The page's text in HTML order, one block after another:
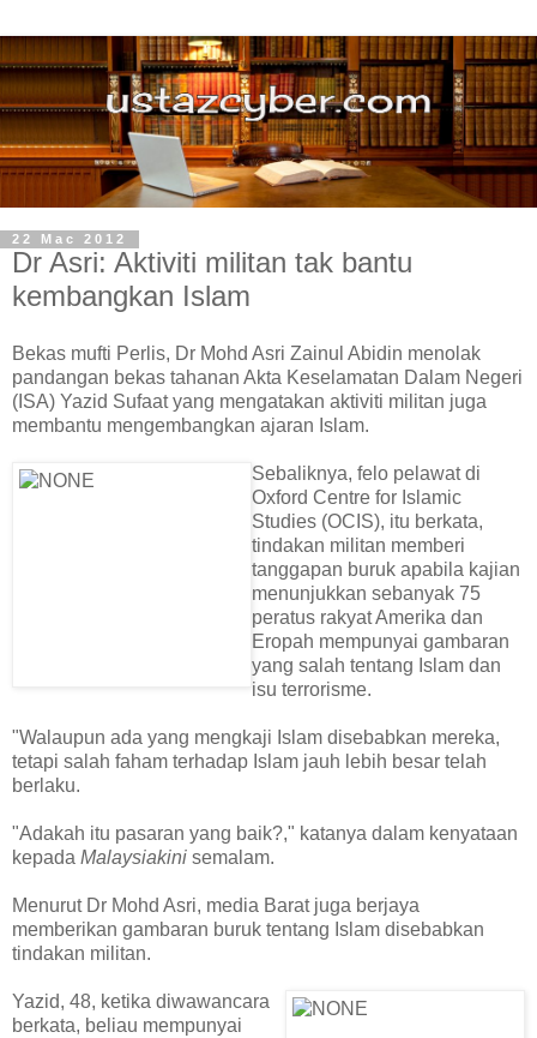
22 Mac 2012
Dr Asri: Aktiviti militan tak bantu
kembangkan Islam
Bekas mufti Perlis, Dr Mohd Asri Zainul Abidin menolak
pandangan bekas tahanan Akta Keselamatan Dalam Negeri
(ISA) Yazid Sufaat yang mengatakan aktiviti militan juga
membantu mengembangkan ajaran Islam.
Sebaliknya, felo pelawat di
Oxford Centre for Islamic
Studies (OCIS), itu berkata,
tindakan militan memberi
tanggapan buruk apabila kajian
menunjukkan sebanyak 75
peratus rakyat Amerika dan
Eropah mempunyai gambaran
yang salah tentang Islam dan
isu terrorisme.
"Walaupun ada yang mengkaji Islam disebabkan mereka,
tetapi salah faham terhadap Islam jauh lebih besar telah
berlaku.
"Adakah itu pasaran yang baik?," katanya dalam kenyataan
kepada Malaysiakini semalam.
Menurut Dr Mohd Asri, media Barat juga berjaya
memberikan gambaran buruk tentang Islam disebabkan
tindakan militan.
Yazid, 48, ketika diwawancara
berkata, beliau mempunyai